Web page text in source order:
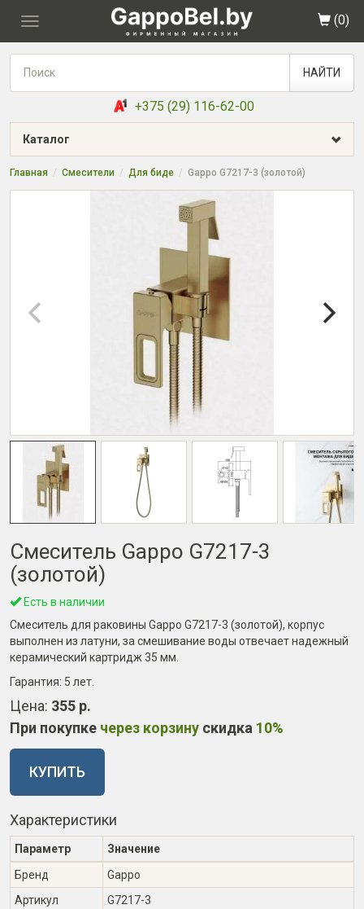
Toggle
(0)
НАЙТИ
+375 (29) 116-62-00
Каталог
Главная Смесители Для биде Gappo G7217-3 (золотой)
Смеситель Gappo G7217-3
(золотой)
Есть в наличии
Смеситель для раковины Gappo G7217-3 (золотой), корпус
выполнен из латуни, за смешивание воды отвечает надежный
керамический картридж 35 мм.
Гарантия: 5 лет
Цена: 355 р.
При покупке через корзину скидка 10%
КУПИТЬ
Характеристики
Параметр
Значение
Бренд
Gappo
Артикул
G7217-3